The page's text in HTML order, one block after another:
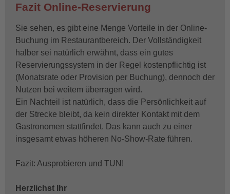
Fazit Online-Reservierung
Sie sehen, es gibt eine Menge Vorteile in der Online-
Buchung im Restaurantbereich. Der Vollständigkeit
halber sei natürlich erwähnt, dass ein gutes
Reservierungssystem in der Regel kostenpflichtig ist
(Monatsrate oder Provision per Buchung), dennoch der
Nutzen bei weitem überragen wird.
Ein Nachteil ist natürlich, dass die Persönlichkeit auf
der Strecke bleibt, da kein direkter Kontakt mit dem
Gastronomen stattfindet. Das kann auch zu einer
insgesamt etwas höheren No-Show-Rate führen.
Fazit: Ausprobieren und TUN!
Herzlichst Ihr